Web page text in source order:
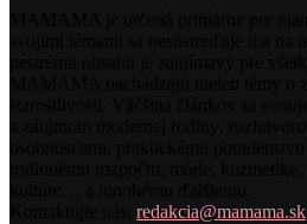
redakcia@mamama.sk